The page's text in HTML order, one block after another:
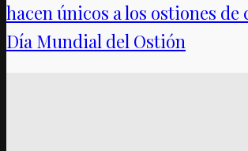
hacen únicos a los ostiones de
Día Mundial del Ostión